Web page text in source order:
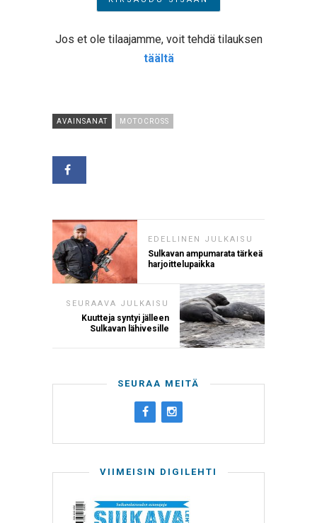
Jos et ole tilaajamme, voit tehdä tilauksen
täältä
AVAINSANAT MOTOCROSS
EDELLINEN JULKAISU
Sulkavan ampumarata tärkeä
harjoittelupaikka
SEURAAVA JULKAISU
Kuutteja syntyi jälleen
Sulkavan lähivesille
SEURAA MEITÄ
VIIMEISIN DIGILEHTI